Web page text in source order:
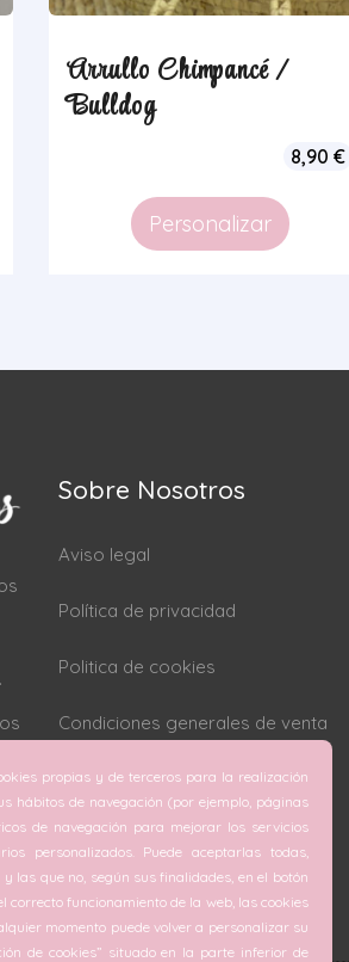
Arrullo Chimpancé /
Bulldog
8,90 €
Personalizar
Sobre Nosotros
Aviso legal
Política de privacidad
Politica de cookies
Condiciones generales de venta
Configurar cookies
propias y de terceros para la realización
hábitos de navegación (por ejemplo, páginas
de navegación para mejorar los servicios
personalizados. Puede aceptarlas todas,
las que no, según sus finalidades, en el botón
correcto funcionamiento de la web, las cookies
momento puede volver a personalizar su
de cookies” situado en la parte inferior de